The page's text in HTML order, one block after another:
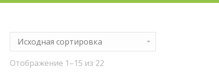
Отображение 1–15 из 22